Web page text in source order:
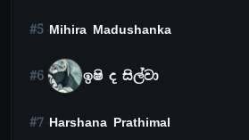
#5 Mihira Madushanka
#6 ඉෂි ද සිල්වා
#7 Harshana Prathimal